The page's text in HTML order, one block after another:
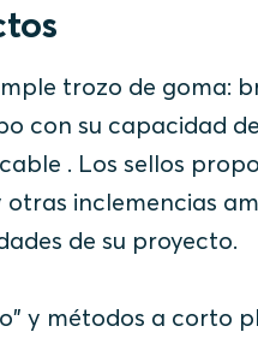
trozo de goma:
con su capacidad
. Los sellos
inclemencias
de su proyecto.
y métodos a corto